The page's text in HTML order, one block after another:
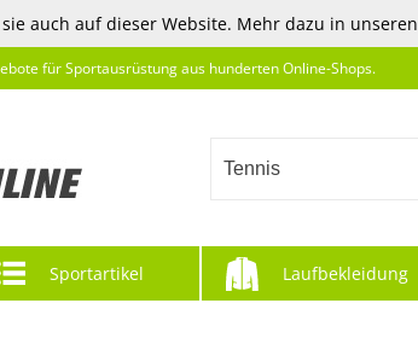
auch auf dieser Website. Mehr dazu in unseren
für Sportausrüstung aus hunderten Online-Shops.
Tennis
Sportartikel Laufbekleidung